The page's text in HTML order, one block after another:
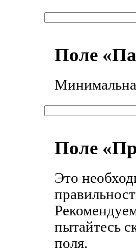
Поле
Поле
Это
пытайтесь
поля.